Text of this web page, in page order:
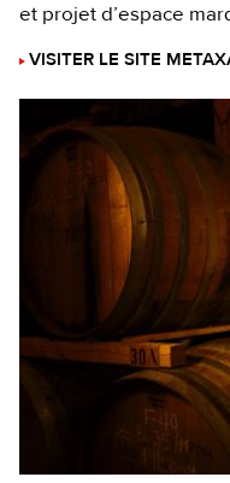
et projet d’espace
VISITER LE SITE